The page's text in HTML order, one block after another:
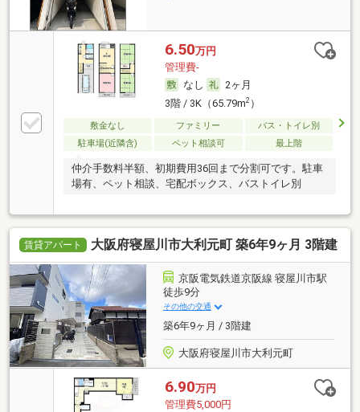
6.50万円
管理費-
なし
2ヶ月
3階 / 3K（65.79m2）
敷金なし ファミリー
バス・トイレ別
駐車場(近隣含)
ペット相談可 最上階
仲介手数料半額、初期費用36回まで分割可です。駐車
場有、ペット相談、宅配ボックス、バストイレ別
賃貸アパート 大阪府寝屋川市大利元町 築6年9ヶ月 3階建
京阪電気鉄道京阪線 寝屋川市駅
徒歩9分
その他の交通
築6年9ヶ月 / 3階建
大阪府寝屋川市大利元町
6.90万円
管理費5,000円